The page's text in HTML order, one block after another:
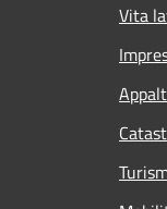
Vita